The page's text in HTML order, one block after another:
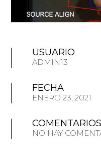
USUARIO
ADMIN13
FECHA
ENERO 23, 2021
COMENTARIOS
NO HAY